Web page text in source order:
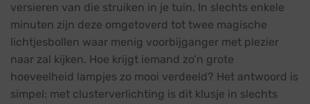
versieren van die struiken in je tuin. In slechts enkele
minuten zijn deze omgetoverd tot twee magische
lichtjesbollen waar menig voorbijganger met plezier
naar zal kijken. Hoe krijgt iemand zo’n grote
hoeveelheid lampjes zo mooi verdeeld? Het antwoord is
simpel: met clusterverlichting is dit klusje in slechts